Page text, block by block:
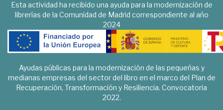
Esta actividad ha recibido una ayuda para la modernización de
librerías de la Comunidad de Madrid correspondiente al año
2024
Ayudas públicas para la modernización de las pequeñas y
medianas empresas del sector del libro en el marco del Plan de
Recuperación, Transformación y Resiliencia. Convocatoria
2022.